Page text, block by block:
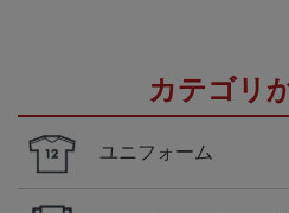
カテゴリ
ユニフォーム